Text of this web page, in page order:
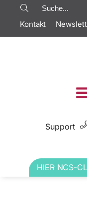
Kontakt
Support
HIER NCS-